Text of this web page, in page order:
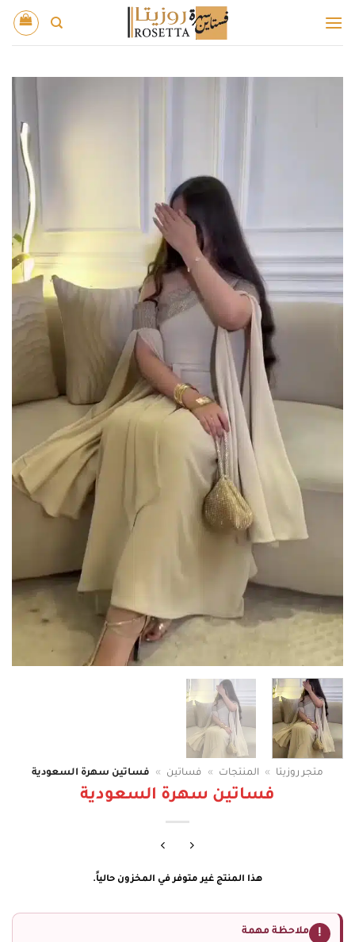
للمحتوى
متجر روزيتا » المنتجات » فساتين » فساتين سهرة السعودية
فساتين سهرة السعودية
هذا المنتج غير متوفر في المخزون حالياً.
! ملاحظة مهمة